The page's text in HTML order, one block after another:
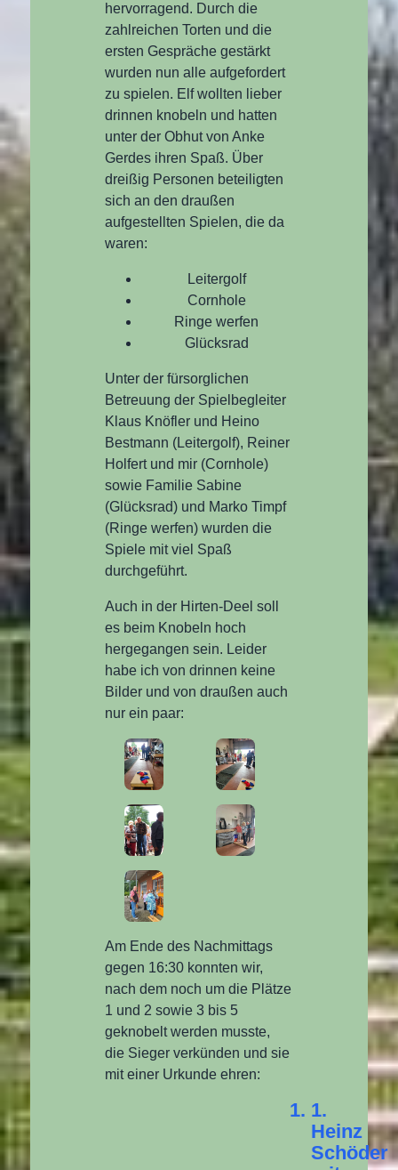
hervorragend. Durch die
zahlreichen Torten und die
ersten Gespräche gestärkt
wurden nun alle aufgefordert
zu spielen. Elf wollten lieber
drinnen knobeln und hatten
unter der Obhut von Anke
Gerdes ihren Spaß. Über
dreißig Personen beteiligten
sich an den draußen
aufgestellten Spielen, die da
waren:
Leitergolf
Cornhole
Ringe werfen
Glücksrad
Unter der fürsorglichen
Betreuung der Spielbegleiter
Klaus Knöfler und Heino
Bestmann (Leitergolf), Reiner
Holfert und mir (Cornhole)
sowie Familie Sabine
(Glücksrad) und Marko Timpf
(Ringe werfen) wurden die
Spiele mit viel Spaß
durchgeführt.
Auch in der Hirten-Deel soll
es beim Knobeln hoch
hergegangen sein. Leider
habe ich von drinnen keine
Bilder und von draußen auch
nur ein paar:
Am Ende des Nachmittags
gegen 16:30 konnten wir,
nach dem noch um die Plätze
1 und 2 sowie 3 bis 5
geknobelt werden musste,
die Sieger verkünden und sie
mit einer Urkunde ehren:
1.
Heinz
Schöder